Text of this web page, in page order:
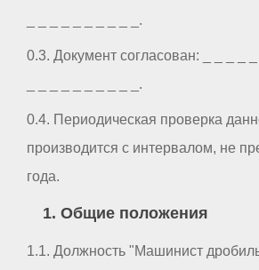
_ _ _ _ _ _ _ _ _ _.
0.3. Документ согласован: _ _ _ _ _
_ _ _ _ _ _ _ _ _ _.
0.4. Периодическая проверка
производится с интервалом, не
года.
1. Общие положения
1.1. Должность "Машинист